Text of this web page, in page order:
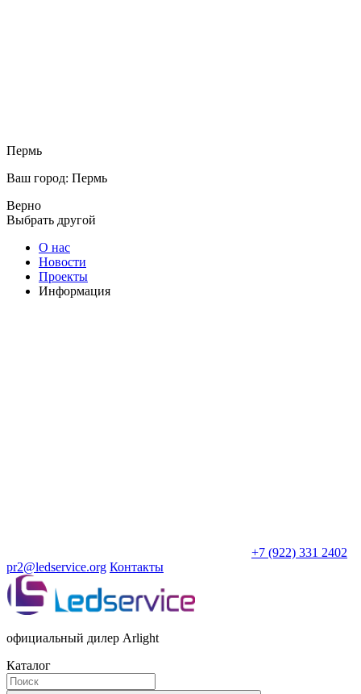
Пермь
Ваш город: Пермь
Верно
Выбрать другой
О нас
Новости
Проекты
Информация
+7 (922) 331 2402
pr2@ledservice.org Контакты
официальный дилер Arlight
Каталог